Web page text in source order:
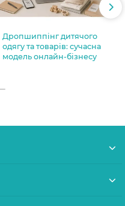
Дропшиппінг дитячого
одягу та товарів: сучасна
модель онлайн-бізнесу